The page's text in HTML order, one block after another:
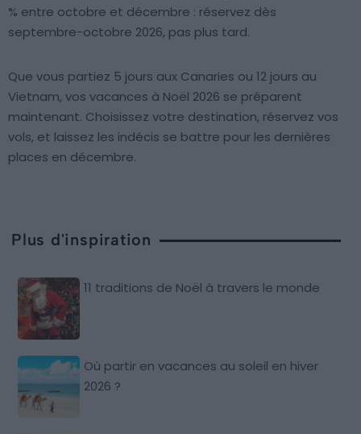
% entre octobre et décembre : réservez dès
septembre-octobre 2026, pas plus tard.
Que vous partiez 5 jours aux Canaries ou 12 jours au
Vietnam, vos vacances à Noël 2026 se préparent
maintenant. Choisissez votre destination, réservez vos
vols, et laissez les indécis se battre pour les dernières
places en décembre.
Plus d'inspiration
11 traditions de Noël à travers le monde
Où partir en vacances au soleil en hiver
2026 ?